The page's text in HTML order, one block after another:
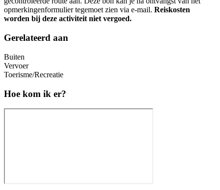
opmerkingenformulier tegemoet zien via e-mail. Reiskosten
worden bij deze activiteit niet vergoed.
Gerelateerd aan
Buiten
Vervoer
Toerisme/Recreatie
Hoe kom ik er?